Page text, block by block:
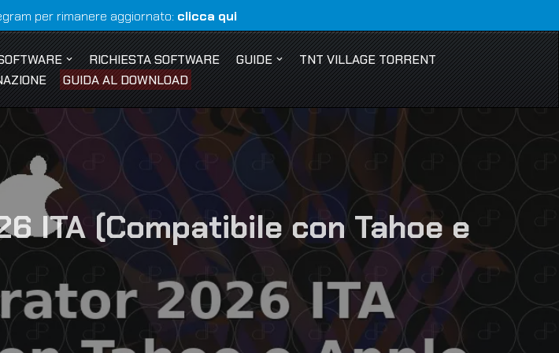
per rimanere aggiornato: clicca qui
RICHIESTA SOFTWARE GUIDE
TNT VILLAGE TORRENT
GUIDA AL DOWNLOAD
ITA (Compatibile con Tahoe e